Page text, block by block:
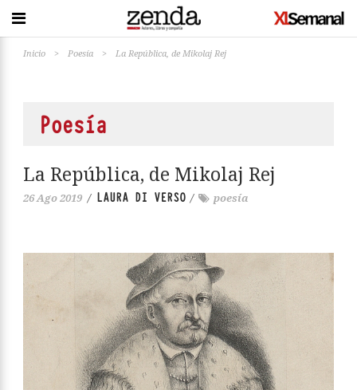
Inicio > Poesía > La República, de Mikolaj Rej
Poesía
La República, de Mikolaj Rej
26 Ago 2019 / LAURA DI VERSO / poesía